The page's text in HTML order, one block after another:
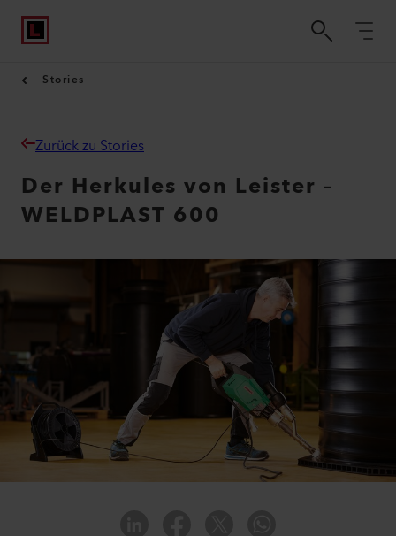
Stories
Zurück zu Stories
Der Herkules von Leister –
WELDPLAST 600